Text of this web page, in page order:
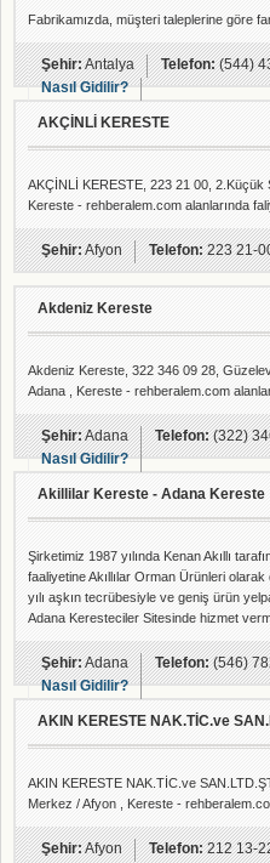
Fabrikamızda, müşteri taleplerine göre
Şehir:Antalya Telefon:(544)
Nasıl Gidilir?
AKÇİNLİ KERESTE
AKÇİNLİ KERESTE, 223 21 00, 2.Küçük
Kereste - rehberalem.com alanlarında
Şehir:Afyon Telefon:223 21-
Akdeniz Kereste
Akdeniz Kereste, 322 346 09 28,
Adana , Kereste - rehberalem.com
Şehir:Adana Telefon:(322)
Nasıl Gidilir?
Akillilar Kereste - Adana Kereste
Şirketimiz 1987 yılında Kenan Akıllı
faaliyetine Akıllılar Orman Ürünleri
yılı aşkın tecrübesiyle ve geniş ürün
Adana Keresteciler Sitesinde hizmet
yelpazemizi Türkiye’nin her bölgesine
plana çıkmaktadır.
Şehir:Adana Telefon:(546)
Nasıl Gidilir?
AKIN KERESTE NAK.TİC.ve
AKIN KERESTE NAK.TİC.ve
Merkez / Afyon , Kereste -
Şehir:Afyon Telefon:212 13-